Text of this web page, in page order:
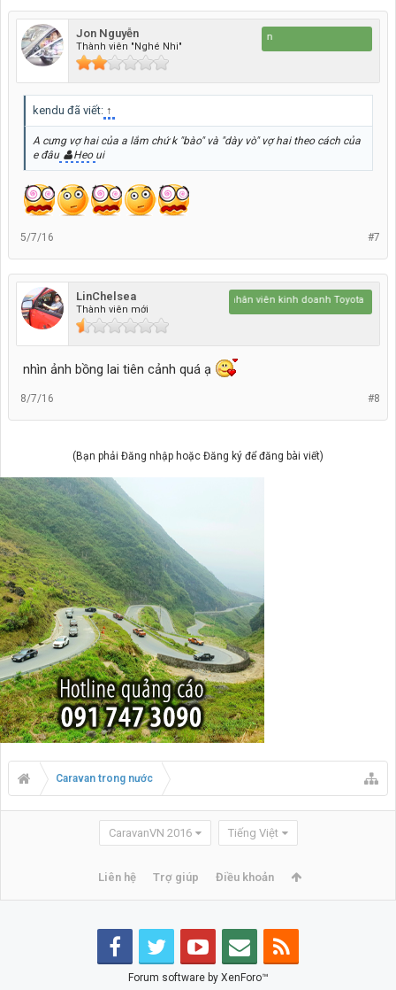
Jon Nguyễn
Thành viên "Nghé Nhi"
kendu đã viết: ↑
A cưng vợ hai của a lắm chứ k "bào" và "dày vò" vợ hai theo cách của
e đâu
Heoui
#7
5/7/16
LinChelsea
Thành viên mới
em Thắng - nhân viên kinh doanh Toyota Bắc
nhìn ảnh bồng lai tiên cảnh quá ạ
#8
8/7/16
(Bạn phải Đăng nhập hoặc Đăng ký để đăng bài viết)
Caravan trong nước
CaravanVN 2016 Tiếng Việt
Liên hệ Trợ giúp Điều khoản
Forum software by XenForo™